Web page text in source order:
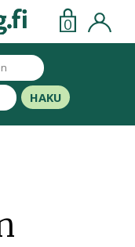
0
HAKU